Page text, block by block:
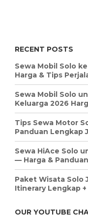
RECENT POSTS
Sewa Mobil Solo
Harga & Tips
Sewa Mobil Solo
Keluarga 2026
Tips Sewa Motor
Panduan Lengkap
Sewa HiAce Solo
— Harga &
Paket Wisata Solo
Itinerary Lengkap
OUR YOUTUBE